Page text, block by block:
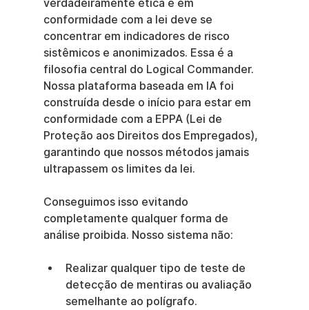
verdadeiramente ética e em
conformidade com a lei deve se
concentrar em indicadores de risco
sistêmicos e anonimizados. Essa é a
filosofia central do Logical Commander.
Nossa plataforma baseada em IA foi
construída desde o início para estar em
conformidade com a EPPA (Lei de
Proteção aos Direitos dos Empregados),
garantindo que nossos métodos jamais
ultrapassem os limites da lei.
Conseguimos isso evitando
completamente qualquer forma de
análise proibida. Nosso sistema não:
Realizar qualquer tipo de teste de
detecção de mentiras ou avaliação
semelhante ao polígrafo.